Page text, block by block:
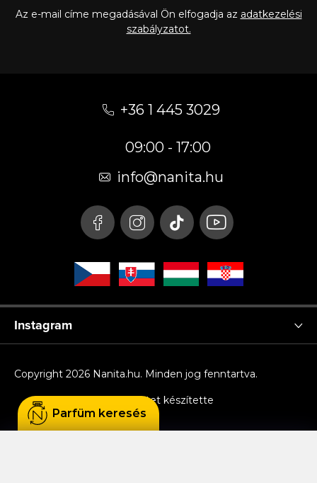
Az e-mail címe megadásával Ön elfogadja az adatkezelési
szabályzatot.
+36 1 445 3029
09:00 - 17:00
info@nanita.hu
Instagram
Shoptet készítette
Copyright 2026 Nanita.hu. Minden jog fenntartva.
Parfüm keresés